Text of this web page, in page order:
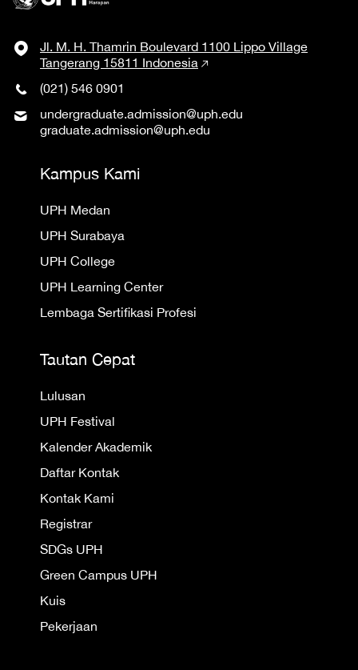
Jl. M. H. Thamrin Boulevard 1100 Lippo Village
Tangerang 15811 Indonesia
(021) 546 0901
undergraduate.admission@uph.edu
graduate.admission@uph.edu
Kampus Kami
UPH Medan
UPH Surabaya
UPH College
UPH Learning Center
Lembaga Sertifikasi Profesi
Tautan Cepat
Lulusan
UPH Festival
Kalender Akademik
Daftar Kontak
Kontak Kami
Registrar
SDGs UPH
Green Campus UPH
Kuis
Pekerjaan